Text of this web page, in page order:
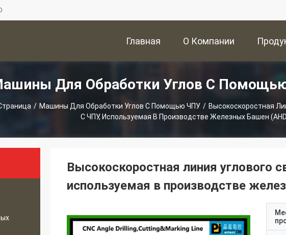
Главная
Страница
О Компании
Для Обработки Углов С
/ Машины Для Обработки Углов С Помощью ЧПУ / Высокоскоростная
С ЧПУ, Используемая В Производстве Железных Башен
Высокоскоростная линия углового
используемая в производстве